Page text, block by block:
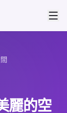
麗的空